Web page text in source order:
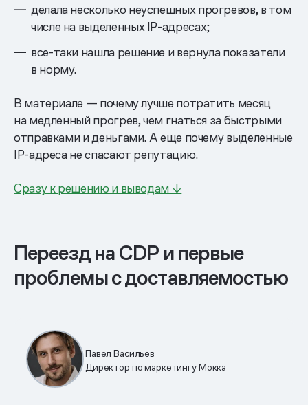
делала несколько неуспешных прогревов, в том
числе на выделенных IP-адресах;
все-таки нашла решение и вернула показатели
в норму.
В материале — почему лучше потратить месяц
на медленный прогрев, чем гнаться за быстрыми
отправками и деньгами. А еще почему выделенные
IP-адреса не спасают репутацию.
Сразу к решению и выводам ↓
Переезд на CDP и первые
проблемы с доставляемостью
Павел Васильев
Директор по маркетингу Мокка